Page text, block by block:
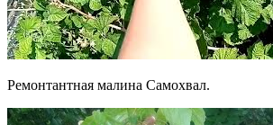
Ремонтантная малина Самохвал.